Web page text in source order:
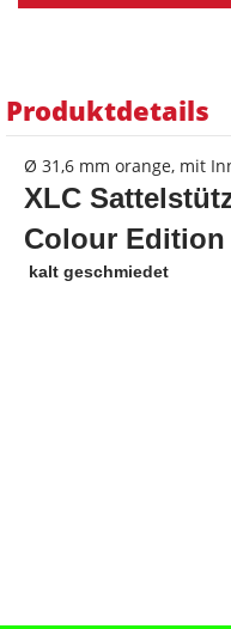
Produktdetails
Ø 31,6 mm orange, mit
XLC
Colour Edition
 kalt geschmiedet